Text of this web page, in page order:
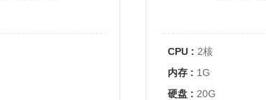
CPU : 2核
内存 : 1G
硬盘 : 20G